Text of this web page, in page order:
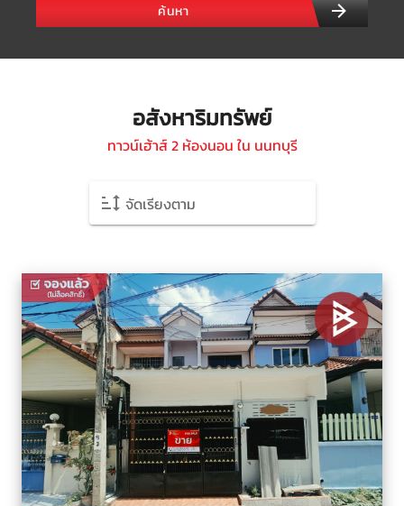
ค้นหา
อสังหาริมทรัพย์
ทาวน์เฮ้าส์ 2 ห้องนอน ใน นนทบุรี
จัดเรียงตาม